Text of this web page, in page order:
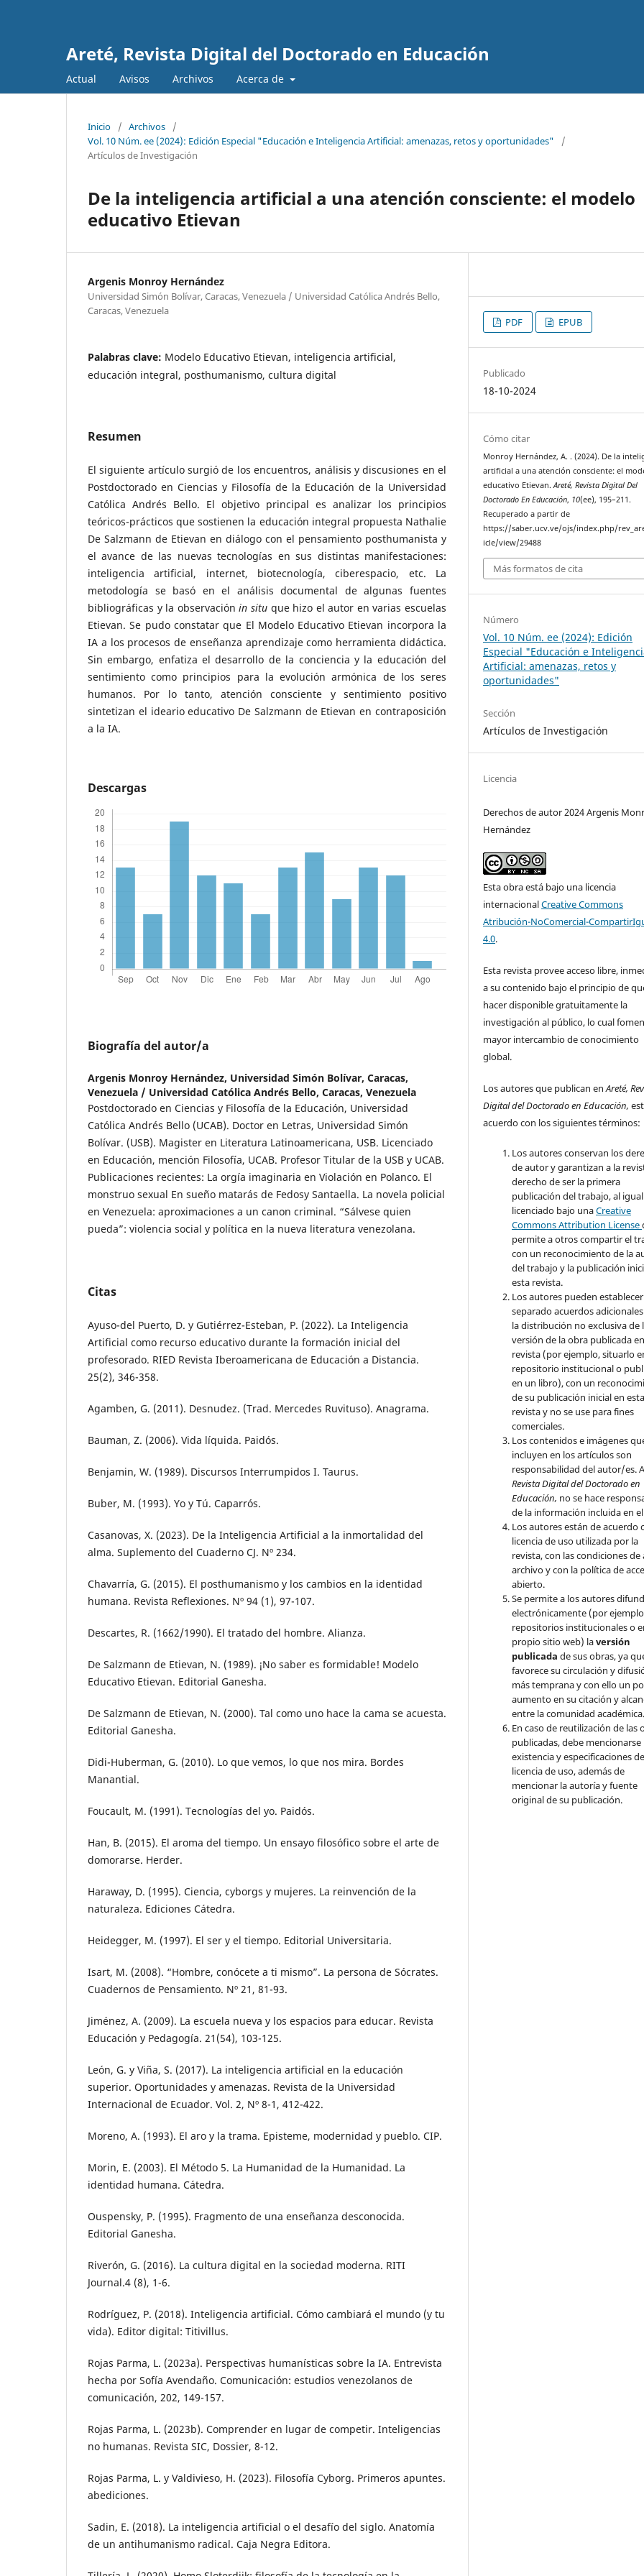
Areté, Revista Digital del Doctorado en Educación
Actual Avisos Archivos Acerca de
Inicio / Archivos
/
Vol. 10 Núm. ee (2024): Edición Especial "Educación e Inteligencia Artificial: amenazas, retos y oportunidades"
/
Artículos de Investigación
De la inteligencia artificial a una atención consciente: el modelo
educativo Etievan
Argenis Monroy Hernández
Universidad Simón Bolívar, Caracas, Venezuela / Universidad Católica Andrés Bello,
Caracas, Venezuela
Palabras clave: Modelo Educativo Etievan, inteligencia artificial,
educación integral, posthumanismo, cultura digital
Resumen
El siguiente artículo surgió de los encuentros, análisis y discusiones en el
Postdoctorado en Ciencias y Filosofía de la Educación de la Universidad
Católica Andrés Bello. El objetivo principal es analizar los principios
teóricos-prácticos que sostienen la educación integral propuesta Nathalie
De Salzmann de Etievan en diálogo con el pensamiento posthumanista y
el avance de las nuevas tecnologías en sus distintas manifestaciones:
inteligencia artificial, internet, biotecnología, ciberespacio, etc. La
metodología se basó en el análisis documental de algunas fuentes
bibliográficas y la observaciónin situque hizo el autor en varias escuelas
Etievan. Se pudo constatar que El Modelo Educativo Etievan incorpora la
IA a los procesos de enseñanza aprendizaje como herramienta didáctica.
Sin embargo, enfatiza el desarrollo de la conciencia y la educación del
sentimiento como principios para la evolución armónica de los seres
humanos. Por lo tanto, atención consciente y sentimiento positivo
sintetizan el ideario educativo De Salzmann de Etievan en contraposición
a la IA.
Descargas
Biografía del autor/a
Argenis Monroy Hernández, Universidad Simón Bolívar, Caracas,
Venezuela / Universidad Católica Andrés Bello, Caracas, Venezuela
Postdoctorado en Ciencias y Filosofía de la Educación, Universidad
Católica Andrés Bello (UCAB). Doctor en Letras, Universidad Simón
Bolívar. (USB). Magister en Literatura Latinoamericana, USB. Licenciado
en Educación, mención Filosofía, UCAB. Profesor Titular de la USB y UCAB.
Publicaciones recientes: La orgía imaginaria en Violación en Polanco. El
monstruo sexual En sueño matarás de Fedosy Santaella. La novela policial
en Venezuela: aproximaciones a un canon criminal. “Sálvese quien
pueda”: violencia social y política en la nueva literatura venezolana.
Citas
Ayuso-del Puerto, D. y Gutiérrez-Esteban, P. (2022). La Inteligencia
Artificial como recurso educativo durante la formación inicial del
profesorado. RIED Revista Iberoamericana de Educación a Distancia.
25(2), 346-358.
Agamben, G. (2011). Desnudez. (Trad. Mercedes Ruvituso). Anagrama.
Bauman, Z. (2006). Vida líquida. Paidós.
Benjamin, W. (1989). Discursos Interrumpidos I. Taurus.
Buber, M. (1993). Yo y Tú. Caparrós.
Casanovas, X. (2023). De la Inteligencia Artificial a la inmortalidad del
alma. Suplemento del Cuaderno CJ. Nº 234.
Chavarría, G. (2015). El posthumanismo y los cambios en la identidad
humana. Revista Reflexiones. Nº 94 (1), 97-107.
Descartes, R. (1662/1990). El tratado del hombre. Alianza.
De Salzmann de Etievan, N. (1989). ¡No saber es formidable! Modelo
Educativo Etievan. Editorial Ganesha.
De Salzmann de Etievan, N. (2000). Tal como uno hace la cama se acuesta.
Editorial Ganesha.
Didi-Huberman, G. (2010). Lo que vemos, lo que nos mira. Bordes
Manantial.
Foucault, M. (1991). Tecnologías del yo. Paidós.
Han, B. (2015). El aroma del tiempo. Un ensayo filosófico sobre el arte de
domorarse. Herder.
Haraway, D. (1995). Ciencia, cyborgs y mujeres. La reinvención de la
naturaleza. Ediciones Cátedra.
Heidegger, M. (1997). El ser y el tiempo. Editorial Universitaria.
Isart, M. (2008). “Hombre, conócete a ti mismo”. La persona de Sócrates.
Cuadernos de Pensamiento. Nº 21, 81-93.
Jiménez, A. (2009). La escuela nueva y los espacios para educar. Revista
Educación y Pedagogía. 21(54), 103-125.
León, G. y Viña, S. (2017). La inteligencia artificial en la educación
superior. Oportunidades y amenazas. Revista de la Universidad
Internacional de Ecuador. Vol. 2, Nº 8-1, 412-422.
Moreno, A. (1993). El aro y la trama. Episteme, modernidad y pueblo. CIP.
Morin, E. (2003). El Método 5. La Humanidad de la Humanidad. La
identidad humana. Cátedra.
Ouspensky, P. (1995). Fragmento de una enseñanza desconocida.
Editorial Ganesha.
Riverón, G. (2016). La cultura digital en la sociedad moderna. RITI
Journal.4 (8), 1-6.
Rodríguez, P. (2018). Inteligencia artificial. Cómo cambiará el mundo (y tu
vida). Editor digital: Titivillus.
Rojas Parma, L. (2023a). Perspectivas humanísticas sobre la IA. Entrevista
hecha por Sofía Avendaño. Comunicación: estudios venezolanos de
comunicación, 202, 149-157.
Rojas Parma, L. (2023b). Comprender en lugar de competir. Inteligencias
no humanas. Revista SIC, Dossier, 8-12.
Rojas Parma, L. y Valdivieso, H. (2023). Filosofía Cyborg. Primeros apuntes.
abediciones.
Sadin, E. (2018). La inteligencia artificial o el desafío del siglo. Anatomía
de un antihumanismo radical. Caja Negra Editora.
PDF EPUB
Publicado
18-10-2024
Cómo citar
Monroy Hernández, A. . (2024). De la
artificial a una atención consciente: el
educativo Etievan.Areté, Revista Digital Del
Doctorado En Educación, 10(ee), 195–211.
Recuperado a partir de
https://saber.ucv.ve/ojs/index.php/
icle/view/29488
Más formatos de cita
Número
Vol. 10 Núm. ee (2024): Edición
Especial "Educación e
Artificial: amenazas, retos y
oportunidades"
Sección
Artículos de Investigación
Licencia
Derechos de autor 2024 Argenis
Hernández
Esta obra está bajo una licencia
internacionalCreative Commons
Atribución-NoComercial-
4.0.
Esta revista provee acceso libre,
a su contenido bajo el principio de
hacer disponible gratuitamente la
investigación al público, lo cual
mayor intercambio de conocimiento
global.
Los autores que publican enAreté,
Digital del Doctorado en Educación,
acuerdo con los siguientes términos:
Los autores conservan los
de autor y garantizan a la
derecho de ser la primera
publicación del trabajo, al
licenciado bajo unaCreative
Commons Attribution License
permite a otros compartir el
con un reconocimiento de la
del trabajo y la publicación
esta revista.
Los autores pueden
separado acuerdos
la distribución no exclusiva de
versión de la obra publicada
revista (por ejemplo, situarlo
repositorio institucional o
en un libro), con un
de su publicación inicial en esta
revista y no se use para fines
comerciales.
Los contenidos e imágenes
incluyen en los artículos son
responsabilidad del autor/es.
Revista Digital del Doctorado en
Educación, no se hace
de la información incluida en
Los autores están de acuerdo
licencia de uso utilizada por la
revista, con las condiciones de
archivo y con la política de
abierto.
Se permite a los autores
electrónicamente (por
repositorios institucionales o
propio sitio web) laversión
publicadade sus obras, ya
favorece su circulación y
más temprana y con ello un
aumento en su citación y
entre la comunidad académica.
En caso de reutilización de las
publicadas, debe mencionarse
existencia y especificaciones
licencia de uso, además de
mencionar la autoría y fuente
original de su publicación.